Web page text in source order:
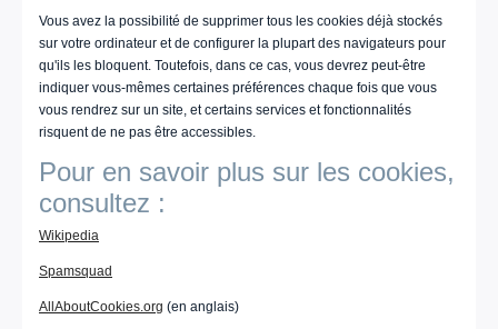
Vous avez la possibilité de supprimer tous les cookies déjà stockés
sur votre ordinateur et de configurer la plupart des navigateurs pour
qu'ils les bloquent. Toutefois, dans ce cas, vous devrez peut-être
indiquer vous-mêmes certaines préférences chaque fois que vous
vous rendrez sur un site, et certains services et fonctionnalités
risquent de ne pas être accessibles.
Pour en savoir plus sur les cookies,
consultez :
Wikipedia
Spamsquad
AllAboutCookies.org (en anglais)